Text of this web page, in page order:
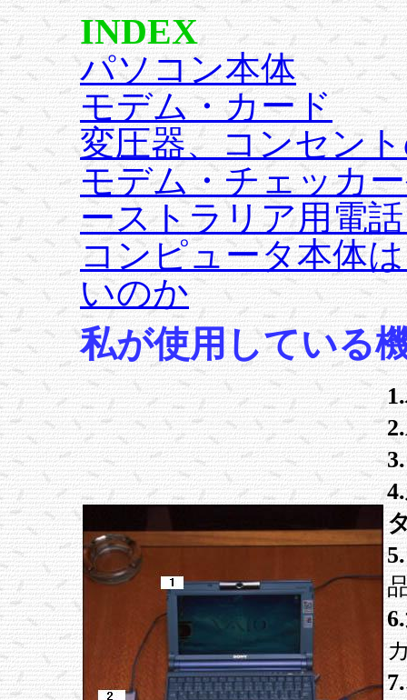
INDEX
パソコン本体
モデム・カード
変圧器、コンセン
モデム・チェッカ
ーストラリア用電
コンピュータ本体
いのか
私が使用している